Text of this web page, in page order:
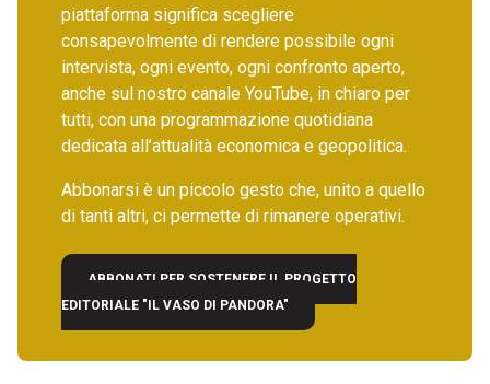
piattaforma significa scegliere
consapevolmente di rendere possibile ogni
intervista, ogni evento, ogni confronto aperto,
anche sul nostro canale YouTube, in chiaro per
tutti, con una programmazione quotidiana
dedicata all’attualità economica e geopolitica.
Abbonarsi è un piccolo gesto che, unito a quello
di tanti altri, ci permette di rimanere operativi.
ABBONATI PER SOSTENERE IL PROGETTO
EDITORIALE "IL VASO DI PANDORA"